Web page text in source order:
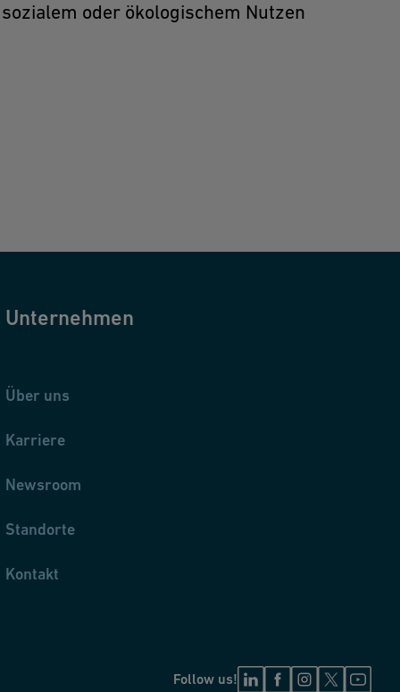
oder ökologischem Nutzen
Unternehmen
Über uns
Karriere
Newsroom
Standorte
Kontakt
Follow us!